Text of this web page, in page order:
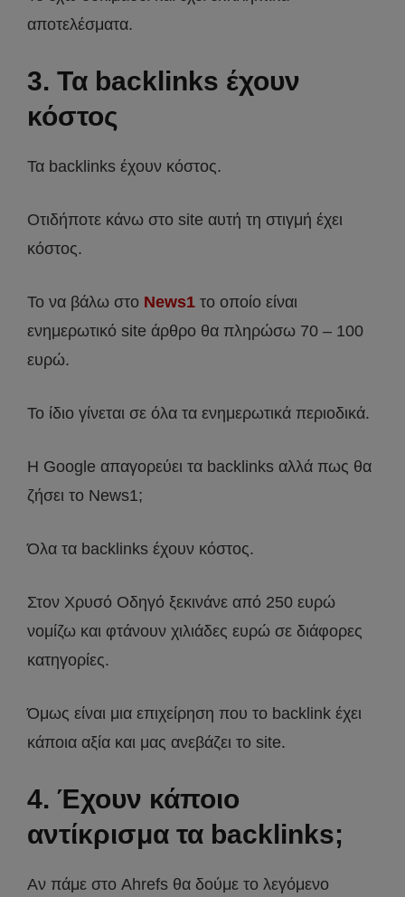
αποτελέσματα.
3. Τα backlinks έχουν
κόστος
Τα backlinks έχουν κόστος.
Οτιδήποτε κάνω στο site αυτή τη στιγμή έχει
κόστος.
Το να βάλω στο News1 το οποίο είναι
ενημερωτικό site άρθρο θα πληρώσω 70 – 100
ευρώ.
Το ίδιο γίνεται σε όλα τα ενημερωτικά περιοδικά.
Η Google απαγορεύει τα backlinks αλλά πως θα
ζήσει το News1;
Όλα τα backlinks έχουν κόστος.
Στον Χρυσό Οδηγό ξεκινάνε από 250 ευρώ
νομίζω και φτάνουν χιλιάδες ευρώ σε διάφορες
κατηγορίες.
Όμως είναι μια επιχείρηση που το backlink έχει
κάποια αξία και μας ανεβάζει το site.
4. Έχουν κάποιο
αντίκρισμα τα backlinks;
Αν πάμε στο Ahrefs θα δούμε το λεγόμενο